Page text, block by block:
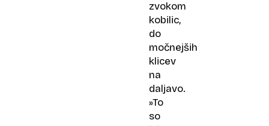
zvokom
kobilic,
do
močnejših
klicev
na
daljavo.
»To
so